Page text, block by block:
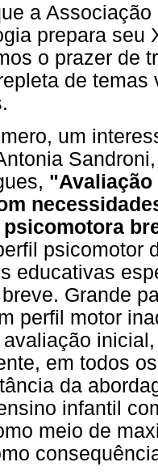
a
prepara seu
o prazer de
de
um
"Avaliação
psicomotor
educativas
Grande
perfil motor
em todos
da
infantil
meio de